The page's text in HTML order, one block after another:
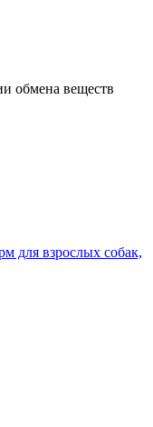
обмена веществ
для взрослых собак,